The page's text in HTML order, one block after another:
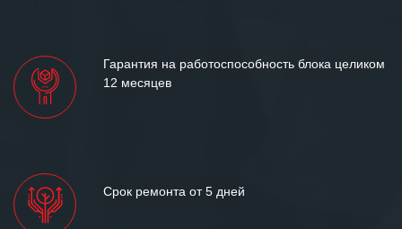
Гарантия на работоспособность блока целиком
12 месяцев
Срок ремонта от 5 дней